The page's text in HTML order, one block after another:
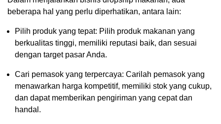
beberapa hal yang perlu diperhatikan, antara lain:
Pilih produk yang tepat: Pilih produk makanan yang
berkualitas tinggi, memiliki reputasi baik, dan sesuai
dengan target pasar Anda.
Cari pemasok yang terpercaya: Carilah pemasok yang
menawarkan harga kompetitif, memiliki stok yang cukup,
dan dapat memberikan pengiriman yang cepat dan
handal.